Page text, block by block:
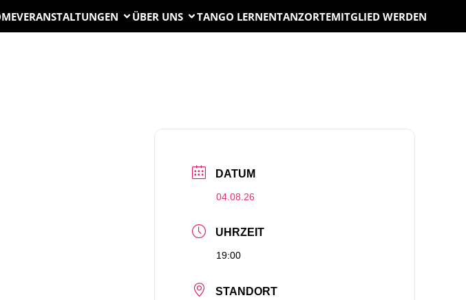
VERANSTALTUNGEN ÜBER UNS TANGO LERNENTANZORTEMITGLIED WERDEN
DATUM
04.08.26
UHRZEIT
19:00
STANDORT